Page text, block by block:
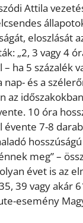
Attila
eloszlását
„2, 3 vagy 4
ha 5 százalék
és a
az
10 óra
7-8
meg” –
évet is az
39 vagy akár
esemény